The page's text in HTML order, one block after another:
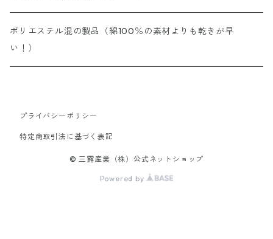
ポリエステル混の製品（綿100％の素材よりも乾きが早
い！）
プライバシーポリシー
特定商取引法に基づく表記
© 三露産業（株）公式ネットショップ
Powered by